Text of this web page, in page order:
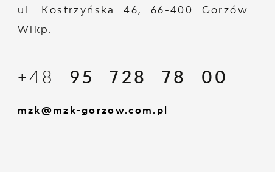
ul. Kostrzyńska 46, 66-400 Gorzów
Wlkp.
+48 95 728 78 00
mzk@mzk-gorzow.com.pl